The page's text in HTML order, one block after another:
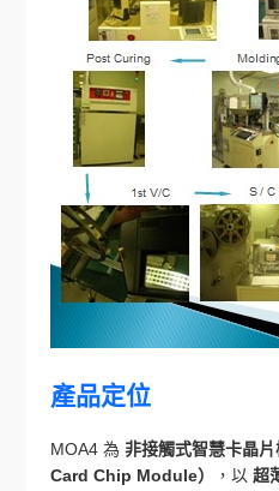
產品定位
MOA4 為非接觸式智慧卡晶
Card Chip Module）
，以超